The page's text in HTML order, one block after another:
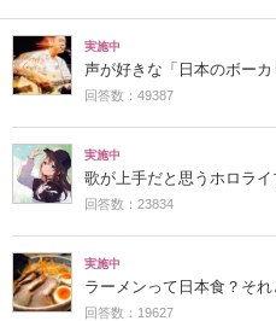
実施中
声が好きな「日本のボーカ
回答数：49387
実施中
歌が上手だと思うホロライ
回答数：23834
実施中
ラーメンって日本食？それ
回答数：19627